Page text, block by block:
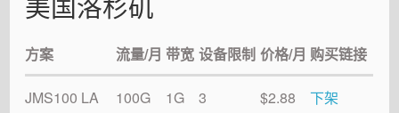
方案 流量/月 带宽 设备限制 价格/月 购买链接
JMS100 LA 100G 1G 3 $2.88 下架